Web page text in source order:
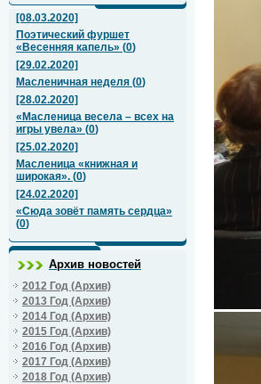
[08.03.2020]
Поэтический фуршет
«Весенняя капель» (0)
[29.02.2020]
Масленичная неделя (0)
[28.02.2020]
«Масленица весела – всех на
игры увела» (0)
[25.02.2020]
Масленица «книжная и
широкая». (0)
[24.02.2020]
«Сюда зовёт память сердца»
(0)
Архив новостей
2012 Год (Архив)
2013 Год (Архив)
2014 Год (Архив)
2015 Год (Архив)
2016 Год (Архив)
2017 Год (Архив)
2018 Год (Архив)